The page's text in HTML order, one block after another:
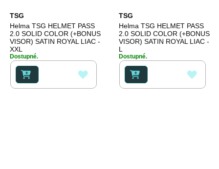
TSG
Helma TSG HELMET PASS
2.0 SOLID COLOR (+BONUS
VISOR) SATIN ROYAL LIAC -
XXL
Dostupné.
K
TSG
Helma TSG HELMET PASS
2.0 SOLID COLOR (+BONUS
VISOR) SATIN ROYAL LIAC -
L
Dostupné.
K